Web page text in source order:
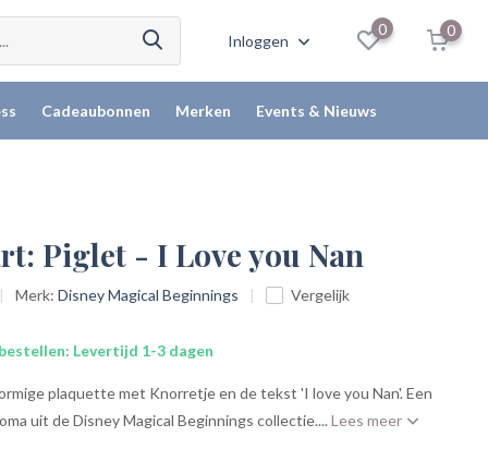
Inloggen
0 0
Cadeaubonnen Merken Events & Nieuws
Piglet - I Love you Nan
Merk:Disney Magical Beginnings Vergelijk
Levertijd 1-3 dagen
plaquette met Knorretje en de tekst 'I love you Nan'. Een
uit de Disney Magical Beginnings collectie....Lees meer